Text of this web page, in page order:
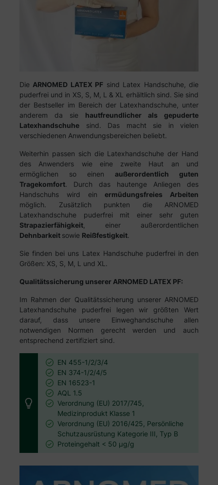
DieARNOMED LATEX PF sind Latex Handschuhe, die
puderfrei und in XS, S, M, L & XL erhältlich sind. Sie sind
der Bestseller im Bereich der Latexhandschuhe, unter
anderem da sie hautfreundlicher als gepuderte
Latexhandschuhe sind. Das macht sie in vielen
verschiedenen Anwendungsbereichen beliebt.
Weiterhin passen sich die Latexhandschuhe der Hand
des Anwenders wie eine zweite Haut an und
ermöglichen so einen außerordentlich guten
Tragekomfort. Durch das hautenge Anliegen des
Handschuhs wird einermüdungsfreies Arbeiten
möglich. Zusätzlich punkten die ARNOMED
Latexhandschuhe puderfrei mit einer sehr guten
Strapazierfähigkeit, einer außerordentlichen
Dehnbarkeit sowie Reißfestigkeit.
Sie finden bei uns Latex Handschuhe puderfrei in den
Größen: XS, S, M, L und XL.
Qualitätssicherung unserer ARNOMED LATEX PF:
Im Rahmen der Qualitätssicherung unserer ARNOMED
Latexhandschuhe puderfrei legen wir größten Wert
darauf, dass unsere Einweghandschuhe allen
notwendigen Normen gerecht werden und auch
entsprechend zertifiziert sind.
EN 455-1/2/3/4
EN 374-1/2/4/5
EN 16523-1
AQL 1.5
Verordnung (EU) 2017/745,
Medizinprodukt Klasse 1
Verordnung (EU) 2016/425, Persönliche
Schutzausrüstung Kategorie III, Typ B
Proteingehalt < 50 µg/g